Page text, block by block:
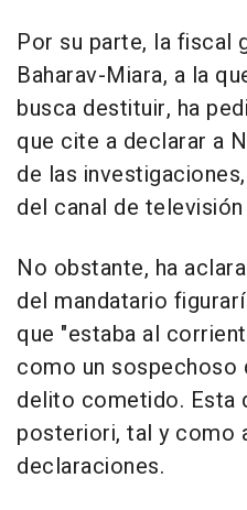
Por su parte, la fiscal
Baharav-Miara, a la
busca destituir, ha
que cite a declarar a
de las
del canal de televisión
No obstante, ha
del mandatario
que "estaba al
como un
delito cometido. Esta
posteriori, tal y como
declaraciones.